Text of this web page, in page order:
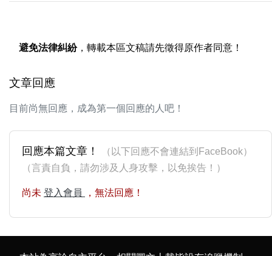
避免法律糾紛，轉載本區文稿請先徵得原作者同意！
文章回應
目前尚無回應，成為第一個回應的人吧！
回應本篇文章！
（以下回應不會連結到FaceBook）
（言責自負，請勿涉及人身攻擊，以免挨告！）
尚未 登入會員 ，無法回應！